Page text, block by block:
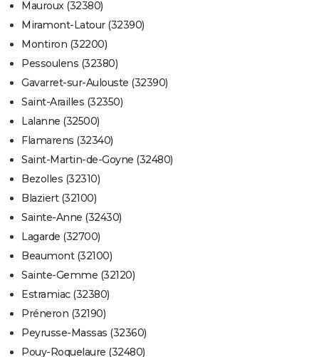
Mauroux (32380)
Miramont-Latour (32390)
Montiron (32200)
Pessoulens (32380)
Gavarret-sur-Aulouste (32390)
Saint-Arailles (32350)
Lalanne (32500)
Flamarens (32340)
Saint-Martin-de-Goyne (32480)
Bezolles (32310)
Blaziert (32100)
Sainte-Anne (32430)
Lagarde (32700)
Beaumont (32100)
Sainte-Gemme (32120)
Estramiac (32380)
Préneron (32190)
Peyrusse-Massas (32360)
Pouy-Roquelaure (32480)